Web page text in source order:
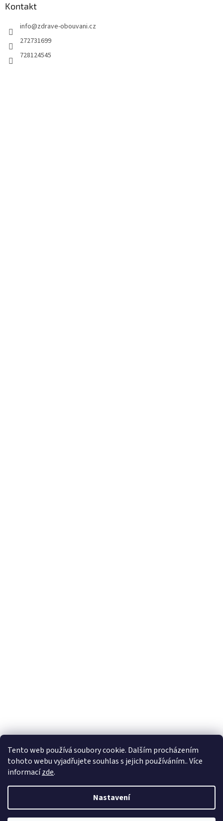
Tento web používá soubory cookie. Dalším procházením
tohoto webu vyjadřujete souhlas s jejich používáním.. Více
informacízde.
Nastavení
Kontakt
info@zdrave-obouvani.cz
272731699
728124545
Vytvořil Shoptet